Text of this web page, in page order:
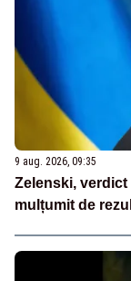
9 aug. 2026, 09:35
Zelenski, verdict
mulțumit de